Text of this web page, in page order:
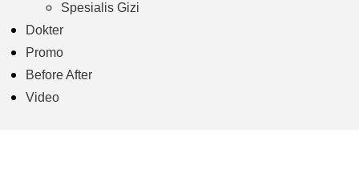
Spesialis Gizi
Dokter
Promo
Before After
Video